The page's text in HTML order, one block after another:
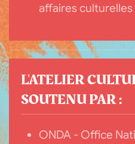
affaires
L'ATELIER
SOUTENU PAR :
ONDA - Office